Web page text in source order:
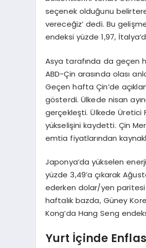
seçenek olduğunu
vereceğiz’ dedi. Bu
endeksi yüzde 1,97,
Asya tarafında da geçen
ABD-Çin arasında olası
Geçen hafta Çin’de
gösterdi. Ülkede nisan
gerçekleşti. Ülkede Üretici
yükselişini kaydetti. Çin
emtia fiyatlarından
Japonya’da yükselen
yüzde 3,49’a çıkarak
ederken dolar/yen paritesi
haftalık bazda, Güney
Kong’da Hang Seng
Yurt İçinde